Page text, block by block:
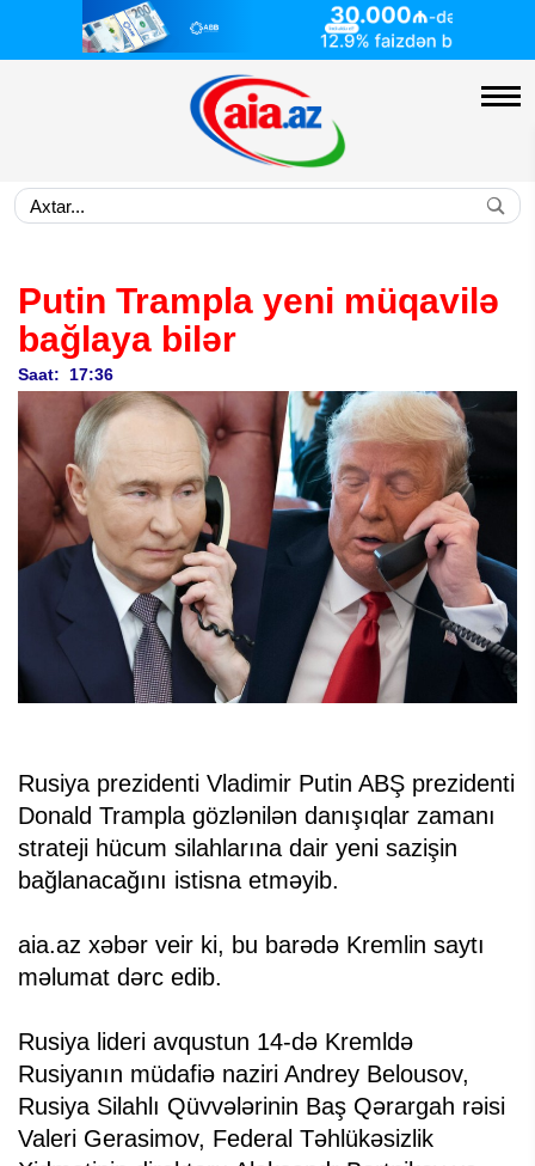
Putin Trampla yeni müqavilə
bağlaya bilər
Saat: 17:36
Rusiya prezidenti Vladimir Putin ABŞ prezidenti
Donald Trampla gözlənilən danışıqlar zamanı
strateji hücum silahlarına dair yeni sazişin
bağlanacağını istisna etməyib.
aia.az xəbər veir ki, bu barədə Kremlin saytı
məlumat dərc edib.
Rusiya lideri avqustun 14-də Kremldə
Rusiyanın müdafiə naziri Andrey Belousov,
Rusiya Silahlı Qüvvələrinin Baş Qərargah rəisi
Valeri Gerasimov, Federal Təhlükəsizlik